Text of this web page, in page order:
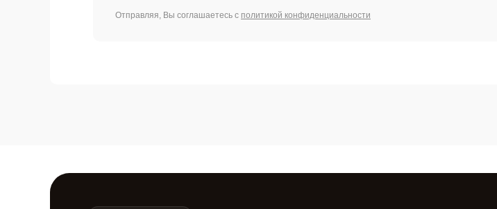
Отправляя, Вы соглашаетесь с политикой конфиденциальности